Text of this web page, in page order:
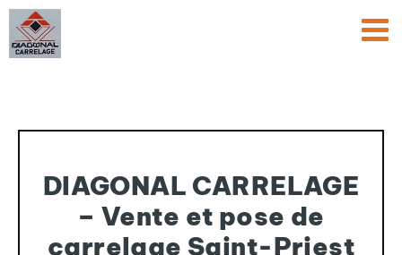
Passer
au
contenu
DIAGONAL CARRELAGE
– Vente et pose de
carrelage Saint-Priest